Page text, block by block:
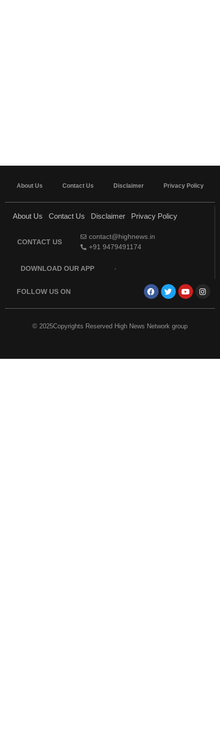
About Us Contact Us Disclaimer Privacy Policy
About Us Contact Us Disclaimer Privacy Policy
CONTACT US
contact@highnews.in
+91 9479491174
DOWNLOAD OUR APP
FOLLOW US ON
© 2025Copyrights Reserved High News Network group